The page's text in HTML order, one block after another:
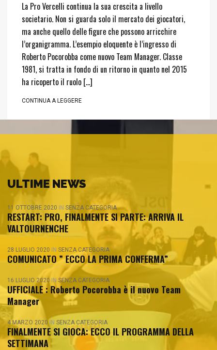
La Pro Vercelli continua la sua crescita a livello
societario. Non si guarda solo il mercato dei giocatori,
ma anche quello delle figure che possono arricchire
l’organigramma. L’esempio eloquente è l’ingresso di
Roberto Pocorobba come nuovo Team Manager. Classe
1981, si tratta in fondo di un ritorno in quanto nel 2015
ha ricoperto il ruolo […]
CONTINUA A LEGGERE
ULTIME NEWS
11 OTTOBRE 2020 IN SENZA CATEGORIA
RESTART: PRO, FINALMENTE SI PARTE: ARRIVA IL
VALTOURNENCHE
28 LUGLIO 2020 IN SENZA CATEGORIA
COMUNICATO ” ECCO LA PRIMA CONFERMA”
16 LUGLIO 2020 IN SENZA CATEGORIA
UFFICIALE : Roberto Pocorobba è il nuovo Team
Manager
4 MARZO 2020 IN SENZA CATEGORIA
FINALMENTE SI GIOCA: ECCO IL PROGRAMMA DELLA
SETTIMANA